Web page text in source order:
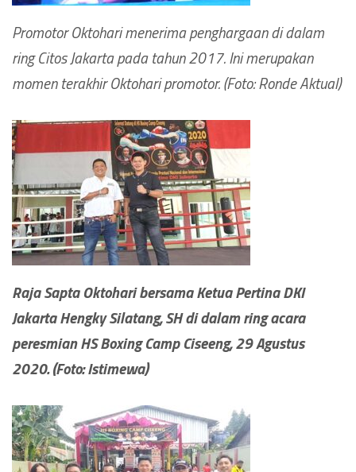
Promotor Oktohari menerima penghargaan di dalam
ring Citos Jakarta pada tahun 2017. Ini merupakan
momen terakhir Oktohari promotor. (Foto: Ronde Aktual)
Raja Sapta Oktohari bersama Ketua Pertina DKI
Jakarta Hengky Silatang, SH di dalam ring acara
peresmian HS Boxing Camp Ciseeng, 29 Agustus
2020. (Foto: Istimewa)